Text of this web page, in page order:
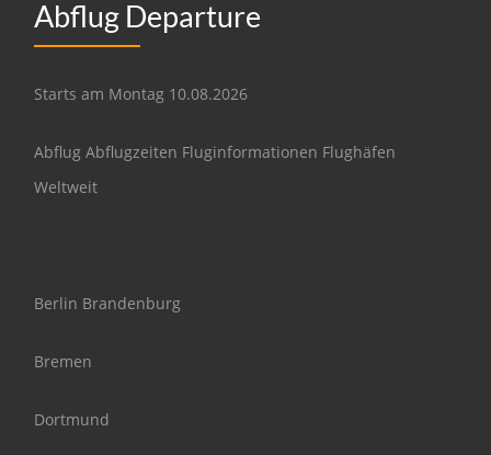
Abflug Departure
Starts am Montag 10.08.2026
Abflug Abflugzeiten Fluginformationen Flughäfen
Weltweit
Berlin Brandenburg
Bremen
Dortmund